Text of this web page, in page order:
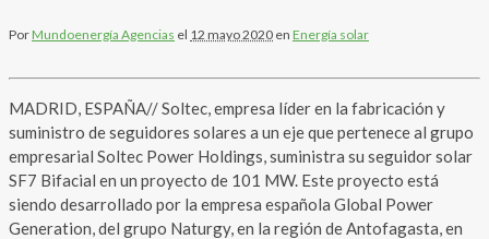
PorMundoenergía Agencias el 12 mayo 2020 en Energía solar
MADRID, ESPAÑA// Soltec, empresa líder en la fabricación y
suministro de seguidores solares a un eje que pertenece al grupo
empresarial Soltec Power Holdings, suministra su seguidor solar
SF7 Bifacial en un proyecto de 101 MW. Este proyecto está
siendo desarrollado por la empresa española Global Power
Generation, del grupo Naturgy, en la región de Antofagasta, en